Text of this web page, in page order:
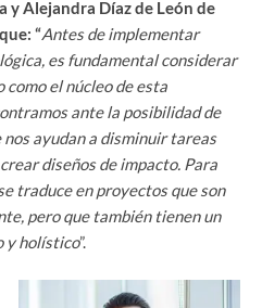
y Alejandra Díaz de León de
“Antes de implementar
es fundamental considerar
como el núcleo de esta
ante la posibilidad de
ayudan a disminuir tareas
diseños de impacto. Para
traduce en proyectos que son
pero que también tienen un
y holístico”.